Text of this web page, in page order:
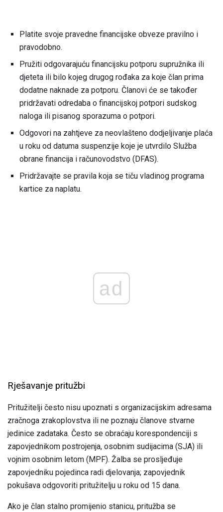
Platite svoje pravedne financijske obveze pravilno i
pravodobno.
Pružiti odgovarajuću financijsku potporu supružnika ili
djeteta ili bilo kojeg drugog rođaka za koje član prima
dodatne naknade za potporu. Članovi će se također
pridržavati odredaba o financijskoj potpori sudskog
naloga ili pisanog sporazuma o potpori.
Odgovori na zahtjeve za neovlašteno dodjeljivanje plaća
u roku od datuma suspenzije koje je utvrdilo Služba
obrane financija i računovodstvo (DFAS).
Pridržavajte se pravila koja se tiču ​​vladinog programa
kartice za naplatu.
ad
Rješavanje pritužbi
Pritužitelji često nisu upoznati s organizacijskim adresama
zračnoga zrakoplovstva ili ne poznaju članove stvarne
jedinice zadataka. Često se obraćaju korespondenciji s
zapovjednikom postrojenja, osobnim sudijacima (SJA) ili
vojnim osobnim letom (MPF). Žalba se prosljeđuje
zapovjedniku pojedinca radi djelovanja; zapovjednik
pokušava odgovoriti pritužitelju u roku od 15 dana.
Ako je član stalno promijenio stanicu, pritužba se